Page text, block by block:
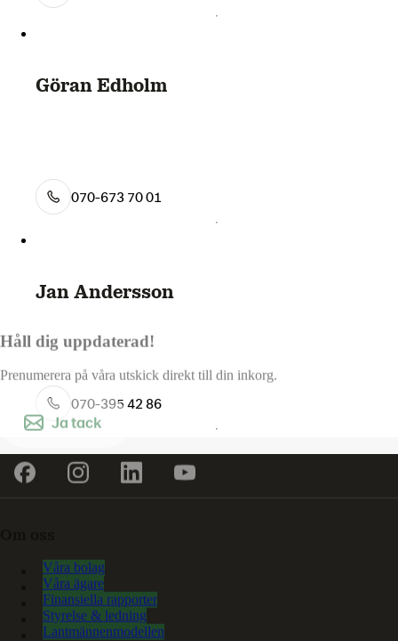
Göran Edholm
070-673 70 01
Jan Andersson
070-395 42 86
Håll dig uppdaterad!
Prenumerera på våra utskick direkt till din inkorg.
Ja tack
Våra bolag
Våra ägare
Finansiella rapporter
Styrelse & ledning
Lantmännenmodellen